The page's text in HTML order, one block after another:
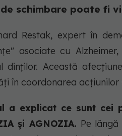
schimbare poate fi
Restak, expert în
asociate cu
dinților. Această
în coordonarea
a explicat ce sunt cei
și AGNOZIA. Pe